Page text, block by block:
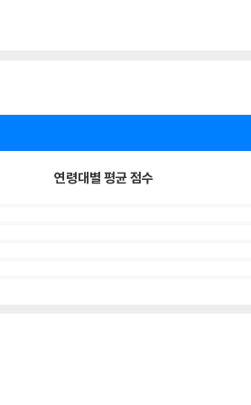
연령대별 평균 점수